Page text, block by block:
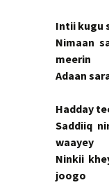
Intii kugu
Nimaan
meerin
Adaan
Hadday
Saddiiq
waayey
Ninkii
joogo